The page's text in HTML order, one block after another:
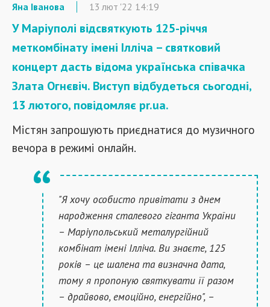
Яна Іванова 13 лют '22 14:19
У Маріуполі відсвяткують 125-річчя
меткомбінату імені Ілліча – святковий
концерт дасть відома українська співачка
Злата Огнєвіч. Виступ відбудеться сьогодні,
13 лютого, повідомляє pr.ua.
Містян запрошують приєднатися до музичного
вечора в режимі онлайн.
"Я хочу особисто привітати з днем
народження сталевого гіганта України
– Маріупольський металургійний
комбінат імені Ілліча. Ви знаєте, 125
років – це шалена та визначна дата,
тому я пропоную святкувати її разом
– драйвово, емоційно, енергійно", –